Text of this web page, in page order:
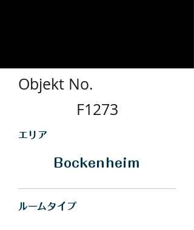
Objekt No.
F1273
​エリア
Bockenheim
​ルームタイプ